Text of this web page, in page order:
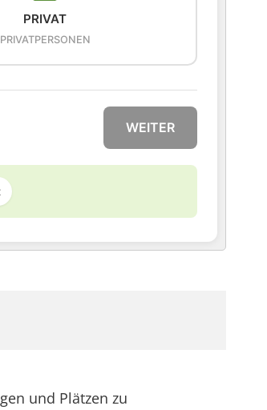
PRIVAT
PRIVATPERSONEN
WEITER
und Plätzen zu